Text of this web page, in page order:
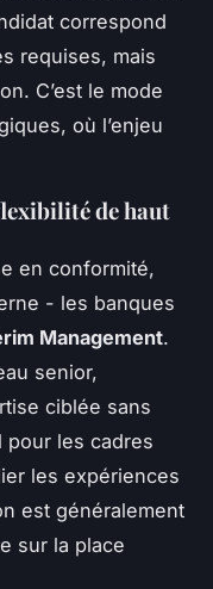
correspond
requises, mais
C’est le mode
où l’enjeu
de haut
en conformité,
- les banques
Management.
senior,
ciblée sans
pour les cadres
les expériences
est généralement
sur la place